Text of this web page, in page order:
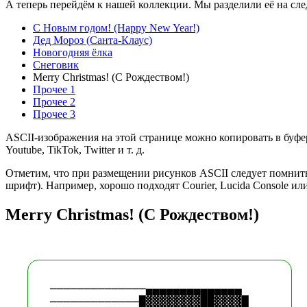
А теперь перейдём к нашей коллекции. Мы разделили её на
С Новым годом! (Happy New Year!)
Дед Мороз (Санта-Клаус)
Новогодняя ёлка
Снеговик
Merry Christmas! (С Рождеством!)
Прочее 1
Прочее 2
Прочее 3
ASCII-изображения на этой странице можно копировать в
Youtube, TikTok, Twitter и т. д.
Отметим, что при размещении рисунков ASCII следует
шрифт). Например, хорошо подходят Courier, Lucida Console
Merry Christmas! (С Рождеством!)
──────────────▄▄▄▄▄▄▄▄▄▄▄▄▄▄
─────────────█▓▓▓▓▓▓▓▓██▓▓▓▓█